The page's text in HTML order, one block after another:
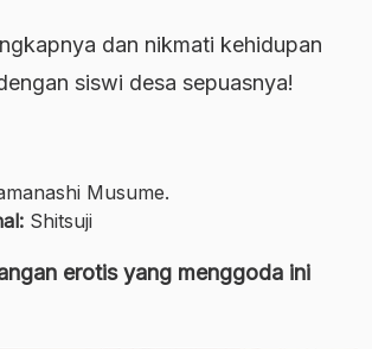
dan nikmati kehidupan
siswi desa sepuasnya!
Musume.
Shitsuji
erotis yang menggoda ini